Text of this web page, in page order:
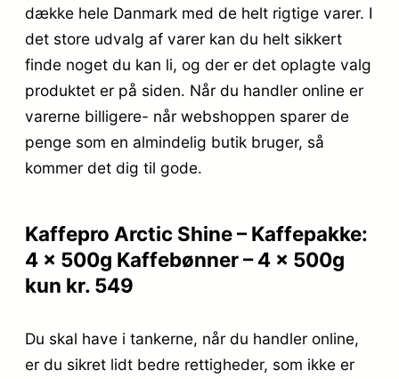
dække hele Danmark med de helt rigtige varer. I
det store udvalg af varer kan du helt sikkert
finde noget du kan li, og der er det oplagte valg
produktet er på siden. Når du handler online er
varerne billigere- når webshoppen sparer de
penge som en almindelig butik bruger, så
kommer det dig til gode.
Kaffepro Arctic Shine – Kaffepakke:
4 x 500g Kaffebønner – 4 x 500g
kun kr. 549
Du skal have i tankerne, når du handler online,
er du sikret lidt bedre rettigheder, som ikke er